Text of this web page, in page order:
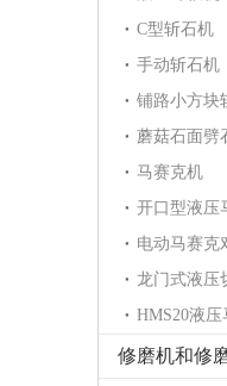
C型斩石机
手动斩石机
铺路小方块
蘑菇石面劈
马赛克机
开口型液压
电动马赛克
龙门式液压
HMS20液
修磨机和修